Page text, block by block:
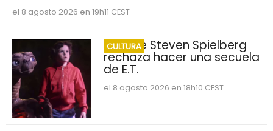
el 8 agosto 2026 en 19h11 CEST
CULTURA
Por qué Steven Spielberg
rechaza hacer una secuela
de E.T.
el 8 agosto 2026 en 18h10 CEST